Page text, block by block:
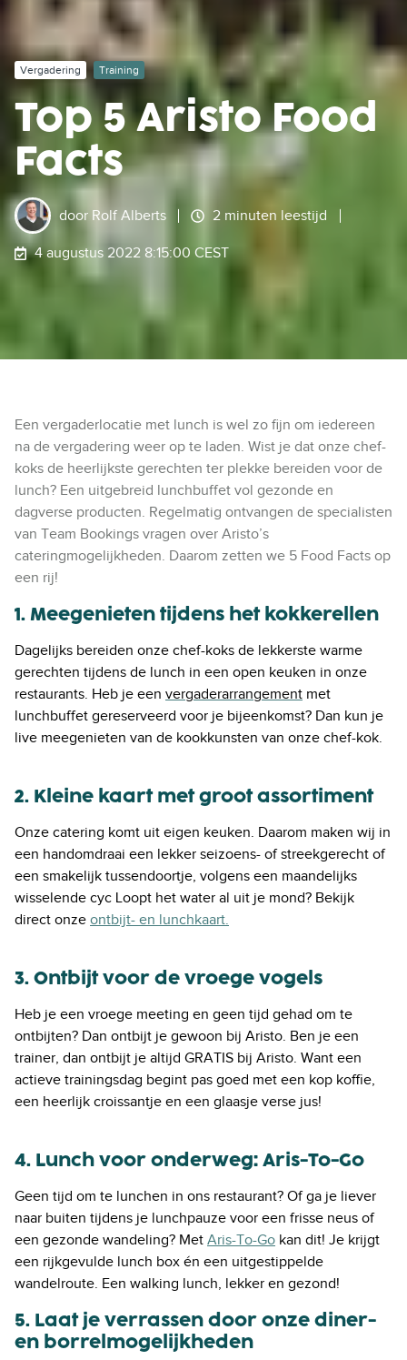
Vergadering Training
Top 5 Aristo Food
Facts
door Rolf Alberts 2 minuten leestijd
4 augustus 2022 8:15:00 CEST
Een vergaderlocatie met lunch is wel zo fijn om iedereen
na de vergadering weer op te laden. Wist je dat onze chef-
koks de heerlijkste gerechten ter plekke bereiden voor de
lunch? Een uitgebreid lunchbuffet vol gezonde en
dagverse producten. Regelmatig ontvangen de specialisten
van Team Bookings vragen over Aristo’s
cateringmogelijkheden. Daarom zetten we 5 Food Facts op
een rij!
1. Meegenieten tijdens het kokkerellen
Dagelijks bereiden onze chef-koks de lekkerste warme
gerechten tijdens de lunch in een open keuken in onze
restaurants. Heb je een vergaderarrangement met
lunchbuffet gereserveerd voor je bijeenkomst? Dan kun je
live meegenieten van de kookkunsten van onze chef-kok.
2. Kleine kaart met groot assortiment
Onze catering komt uit eigen keuken. Daarom maken wij in
een handomdraai een lekker seizoens- of streekgerecht of
een smakelijk tussendoortje, volgens een maandelijks
wisselende cyc Loopt het water al uit je mond? Bekijk
direct onze ontbijt- en lunchkaart.
3. Ontbijt voor de vroege vogels
Heb je een vroege meeting en geen tijd gehad om te
ontbijten? Dan ontbijt je gewoon bij Aristo. Ben je een
trainer, dan ontbijt je altijd GRATIS bij Aristo. Want een
actieve trainingsdag begint pas goed met een kop koffie,
een heerlijk croissantje en een glaasje verse jus!
4. Lunch voor onderweg: Aris-To-Go
Geen tijd om te lunchen in ons restaurant? Of ga je liever
naar buiten tijdens je lunchpauze voor een frisse neus of
een gezonde wandeling? Met Aris-To-Go kan dit! Je krijgt
een rijkgevulde lunch box én een uitgestippelde
wandelroute. Een walking lunch, lekker en gezond!
5. Laat je verrassen door onze diner-
en borrelmogelijkheden